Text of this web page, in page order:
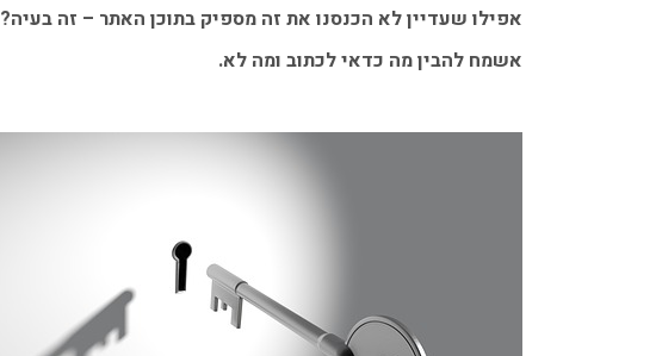
אפילו שעדיין לא הכנסנו את זה מספיק בתוכן האתר – זה בעיה?
אשמח להבין מה כדאי לכתוב ומה לא.